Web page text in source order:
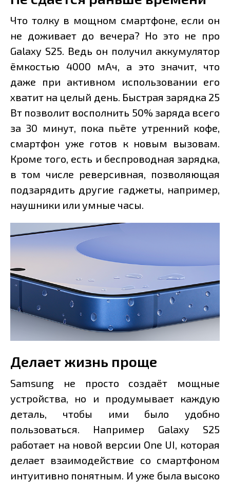
Что толку в мощном смартфоне, если он
не доживает до вечера? Но это не про
Galaxy S25. Ведь он получил аккумулятор
ёмкостью 4000 мАч, а это значит, что
даже при активном использовании его
хватит на целый день. Быстрая зарядка 25
Вт позволит восполнить 50% заряда всего
за 30 минут, пока пьёте утренний кофе,
смартфон уже готов к новым вызовам.
Кроме того, есть и беспроводная зарядка,
в том числе реверсивная, позволяющая
подзарядить другие гаджеты, например,
наушники или умные часы.
Делает жизнь проще
Samsung не просто создаёт мощные
устройства, но и продумывает каждую
деталь, чтобы ими было удобно
пользоваться. Например Galaxy S25
работает на новой версии One UI, которая
делает взаимодействие со смартфоном
интуитивно понятным. И уже была высоко